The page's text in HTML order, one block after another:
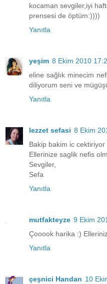
kocaman sevgiler,iyi
prensesi de öptüm:))))
Yanıtla
yeşim 8 Ekim 2010
eline sağlık minecim
diliyorum seni ve
Yanıtla
lezzet sefasi 8 Ekim
Bakip bakim ic
Ellerinize saglik nefis
Sevgiler,
Sefa
Yanıtla
mutfakteyze 9 Ekim
Çooook harika :)
Yanıtla
çeşnici Handan 10